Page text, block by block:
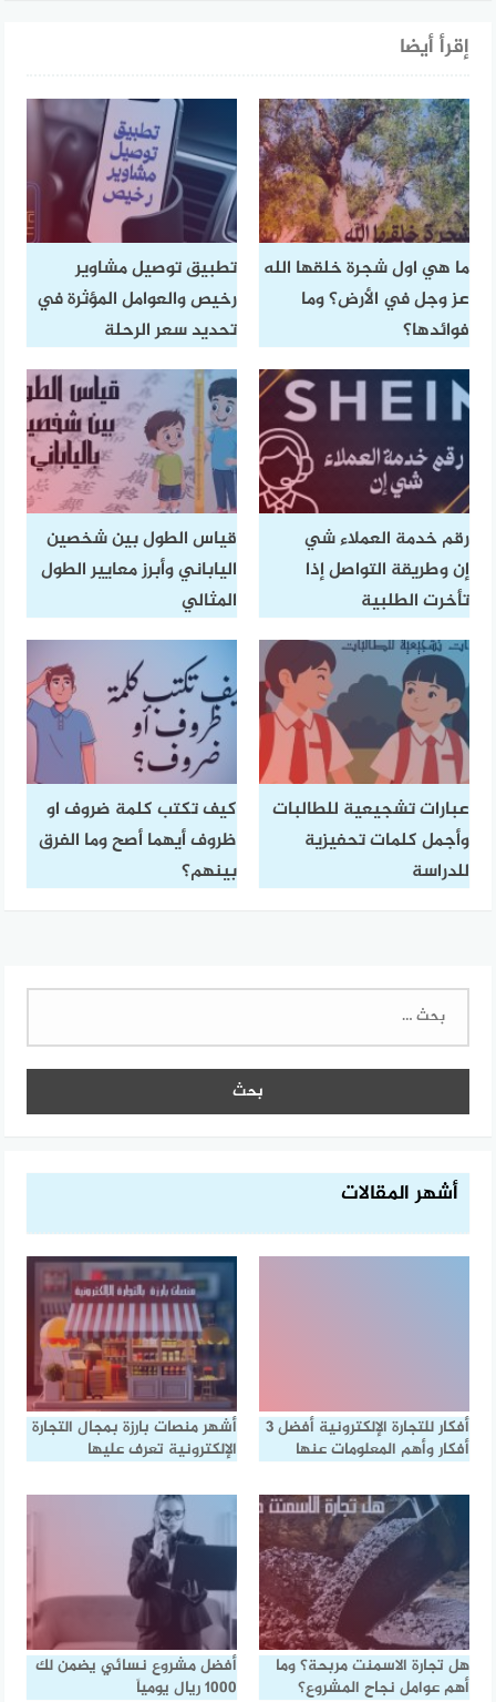
إقرأ أيضا
ما هي اول شجرة خلقها الله
عز وجل في الأرض؟ وما
فوائدها؟
تطبيق توصيل مشاوير
رخيص والعوامل المؤثرة في
تحديد سعر الرحلة
رقم خدمة العملاء شي
إن وطريقة التواصل إذا
تأخرت الطلبية
قياس الطول بين شخصين
الياباني وأبرز معايير الطول
المثالي
عبارات تشجيعية للطالبات
وأجمل كلمات تحفيزية
للدراسة
كيف تكتب كلمة ضروف او
ظروف أيهما أصح وما الفرق
بينهم؟
البحث
أشهر المقالات
أفكار للتجارة الإلكترونية أفضل 3
أفكار وأهم المعلومات عنها
أشهر منصات بارزة بمجال التجارة
الإلكترونية تعرف عليها
هل تجارة الاسمنت مربحة؟ وما
أهم عوامل نجاح المشروع؟
أفضل مشروع نسائي يضمن لك
1000 ريال يومياً